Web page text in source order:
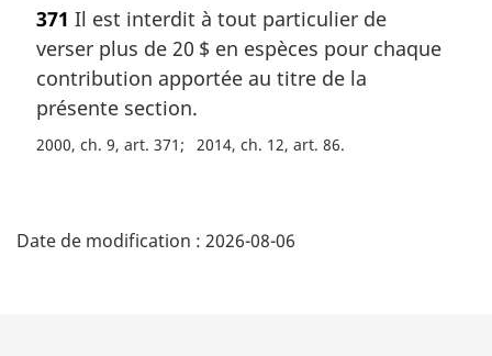
t
e
m
a
r
g
l
371 Il est interdit à tout particulier de
verser plus de 20 $ en espèces pour chaque
contribution apportée au titre de la
présente section.
2000, ch. 9, art. 371 2014, ch. 12, art. 86
é
Date de modification : 2026-08-06